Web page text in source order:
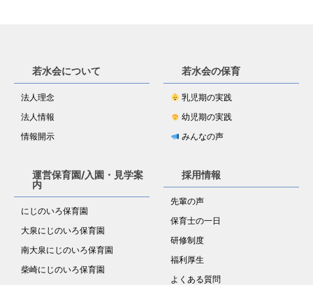
若水会について
法人理念
法人情報
情報開示
若水会の保育
乳児期の実践
幼児期の実践
みんなの声
運営保育園/入園・見学案
内
にじのいろ保育園
大泉にじのいろ保育園
南大泉にじのいろ保育園
柴崎にじのいろ保育園
採用情報
先輩の声
保育士の一日
研修制度
福利厚生
よくある質問